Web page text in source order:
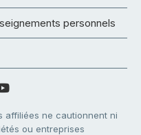
personnels
affiliées ne cautionnent ni
ou entreprises